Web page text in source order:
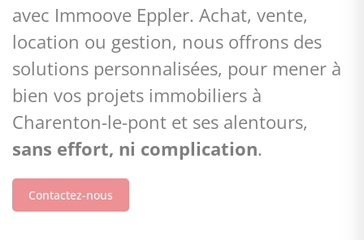
avec Immoove Eppler. Achat, vente,
location ou gestion, nous offrons des
solutions personnalisées, pour mener à
bien vos projets immobiliers à
Charenton-le-pont et ses alentours,
sans effort, ni complication.
Contactez-nous